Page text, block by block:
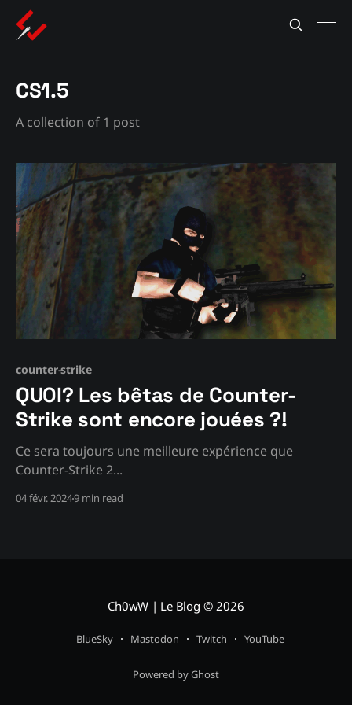
CS1.5
A collection of 1 post
counter-strike
QUOI? Les bêtas de Counter-
Strike sont encore jouées ?!
Ce sera toujours une meilleure expérience que
Counter-Strike 2...
04 févr. 20249 min read
Ch0wW | Le Blog © 2026
BlueSky Mastodon Twitch YouTube
Powered by Ghost